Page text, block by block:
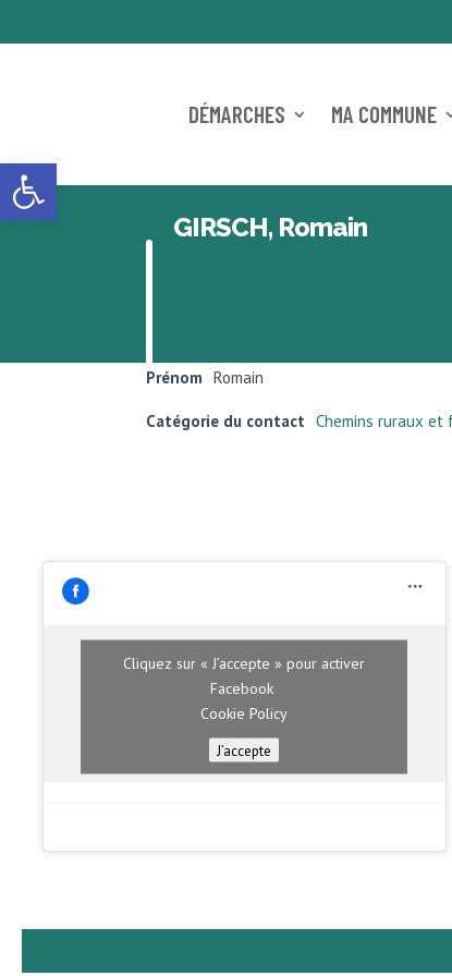
Ouvrir la barre d’outils
DÉMARCHES MA COMMUNE
GIRSCH, Romain
Prénom Romain
Catégorie du contact Chemins ruraux et
Cliquez sur « J’accepte » pour activer
Facebook
Cookie Policy
J’accepte